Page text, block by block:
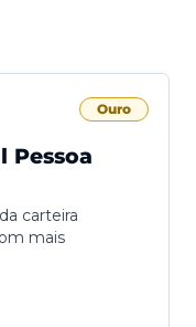
Ouro
Pessoa
carteira
mais